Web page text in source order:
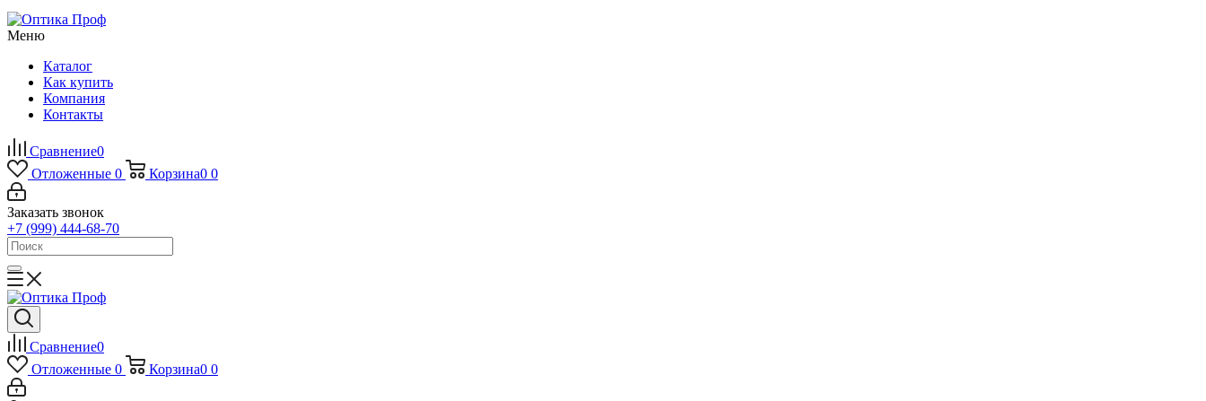
Меню
Каталог
Как купить
Компания
Контакты
Сравнение0
Отложенные 0 Корзина0 0
Заказать звонок
+7 (999) 444-68-70
Сравнение0
Отложенные 0 Корзина0 0